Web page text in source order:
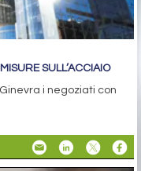
SULL’ACCIAIO
i negoziati con